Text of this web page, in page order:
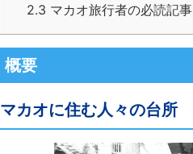
2.3 マカオ旅行者の必読記事
概要
マカオに住む人々の台所